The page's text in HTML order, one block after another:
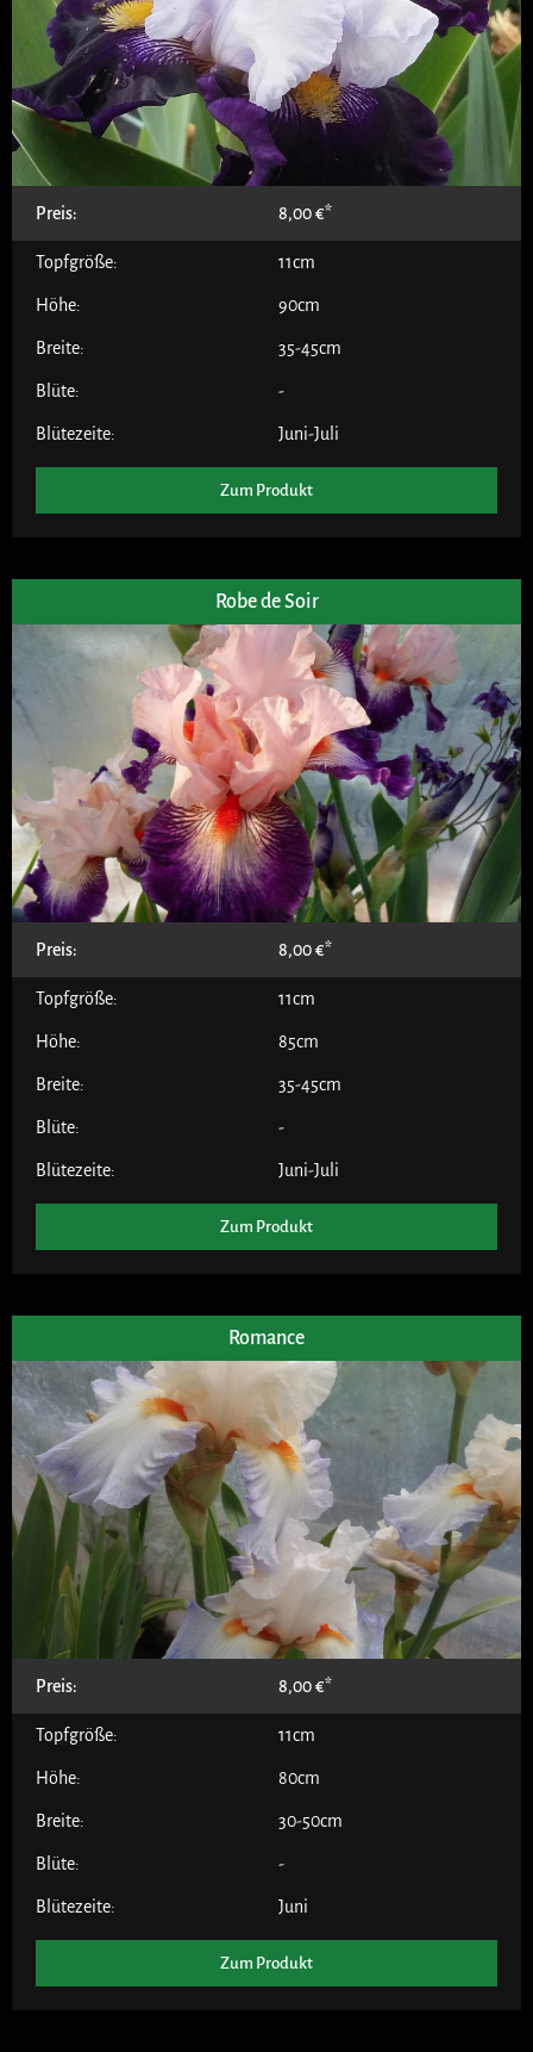
Preis: 8,00€
Topfgröße: 11cm
Höhe: 90cm
Breite: 35-45cm
Blüte: -
Blütezeite: Juni-Juli
Zum Produkt
Robe de Soir
Preis: 8,00€
Topfgröße: 11cm
Höhe: 85cm
Breite: 35-45cm
Blüte: -
Blütezeite: Juni-Juli
Zum Produkt
Romance
Preis: 8,00€
Topfgröße: 11cm
Höhe: 80cm
Breite: 30-50cm
Blüte: -
Blütezeite: Juni
Zum Produkt